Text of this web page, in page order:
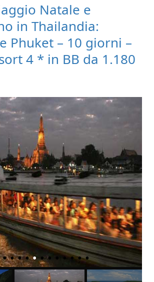
Natale e
in Thailandia:
Phuket – 10 giorni –
4 * in BB da 1.180